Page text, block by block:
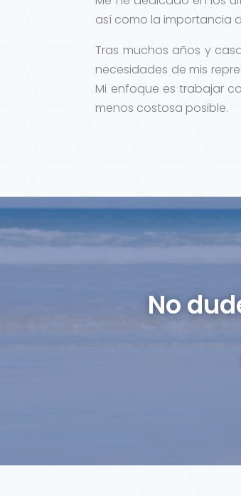
así como la importancia
Tras muchos años y
necesidades de mis
Mi enfoque es trabajar
menos costosa posible.
No